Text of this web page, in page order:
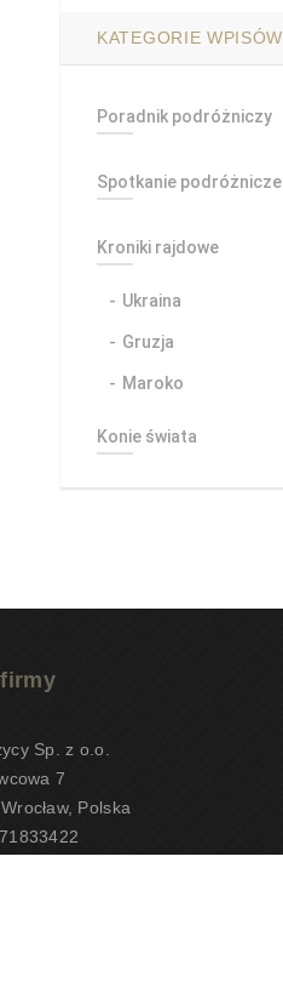
KATEGORIE WPISÓW
Poradnik podróżniczy
Spotkanie podróżnicze
Kroniki rajdowe
Ukraina
Gruzja
Maroko
Konie świata
Sp. z o.o.
7
Polska